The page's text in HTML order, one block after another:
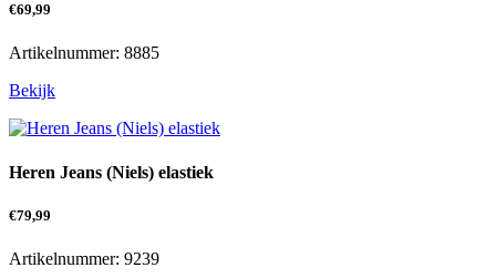
€69,99
Artikelnummer: 8885
Bekijk
Heren Jeans (Niels) elastiek
€79,99
Artikelnummer: 9239